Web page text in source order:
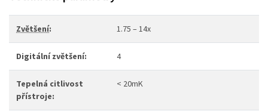
Zvětšení: 1.75 – 14x
Digitální zvětšení: 4
Tepelná citlivost
přístroje:
< 20mK